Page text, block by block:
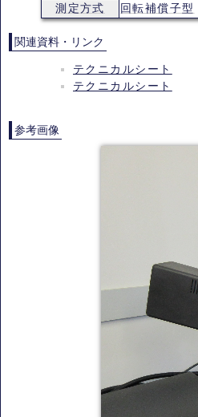
測定方式
回転補償子型
関連資料・リンク
テクニカルシート
テクニカルシート
参考画像